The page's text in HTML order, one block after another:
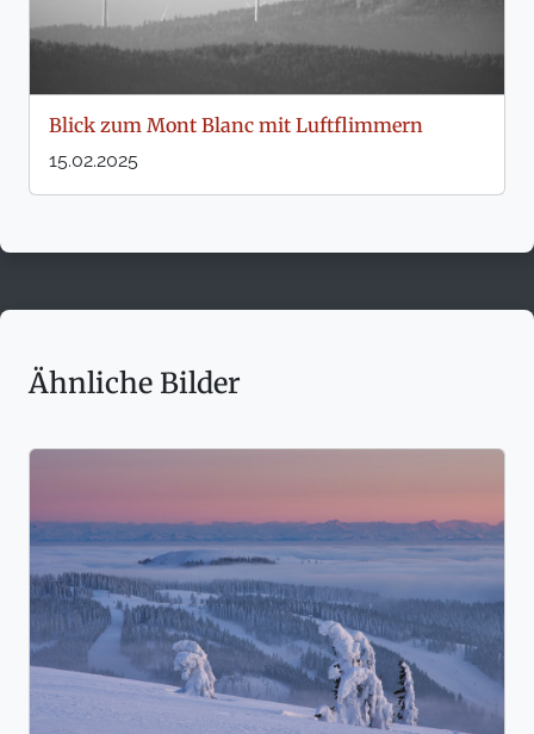
Blick zum Mont Blanc mit Luftflimmern
15.02.2025
Ähnliche Bilder